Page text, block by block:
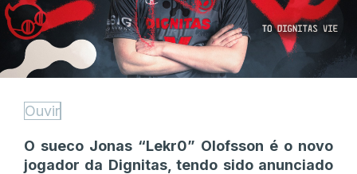
Ouvir
O sueco Jonas “⁠Lekr0⁠” Olofsson é o novo
jogador da Dignitas, tendo sido anunciado